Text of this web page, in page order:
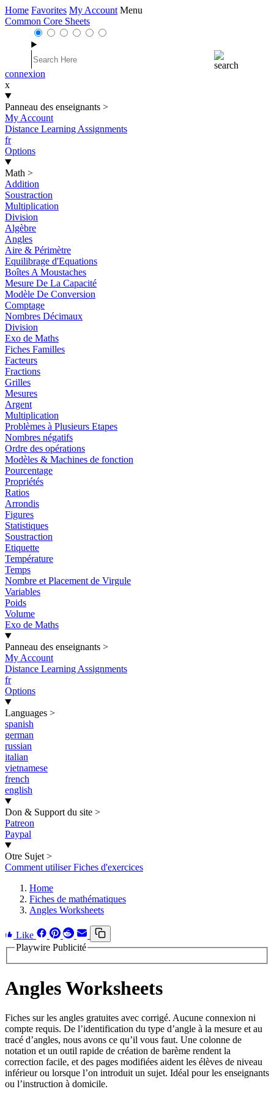
Home Favorites My Account Menu
Common Core Sheets
connexion
x
Panneau des enseignants >
My Account
Distance Learning Assignments
fr
Options
Math >
Addition
Soustraction
Multiplication
Division
Algèbre
Angles
Aire & Périmètre
Equilibrage d'Equations
Boîtes A Moustaches
Mesure De La Capacité
Modèle De Conversion
Comptage
Nombres Décimaux
Division
Exo de Maths
Fiches Familles
Facteurs
Fractions
Grilles
Mesures
Argent
Multiplication
Problèmes à Plusieurs Etapes
Nombres négatifs
Ordre des opérations
Modèles & Machines de fonction
Pourcentage
Propriétés
Ratios
Arrondis
Figures
Statistiques
Soustraction
Etiquette
Température
Temps
Nombre et Placement de Virgule
Variables
Poids
Volume
Exo de Maths
Panneau des enseignants >
My Account
Distance Learning Assignments
fr
Options
Languages >
spanish
german
russian
italian
vietnamese
french
english
Don & Support du site >
Patreon
Paypal
Otre Sujet >
Comment utiliser Fiches d'exercices
Home
Fiches de mathématiques
Angles Worksheets
Like
Playwire Publicité
Angles Worksheets
Fiches sur les angles gratuites avec corrigé. Aucune connexion ni
compte requis. De l’identification du type d’angle à la mesure et au
tracé d’angles, nous avons ce qu’il vous faut. Une colonne de
notation et un outil rapide de création de barème rendent la
correction facile, et des pages modifiées aident les élèves de niveau
inférieur ou lorsque l’on introduit un sujet. Idéal pour les enseignants
ou l’instruction à domicile.